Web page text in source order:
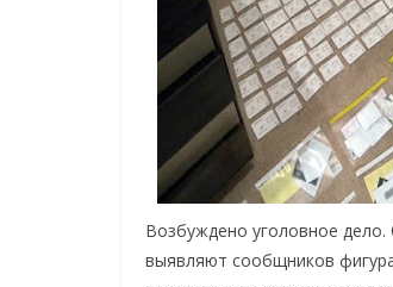
Возбуждено уголовное
выявляют сообщников